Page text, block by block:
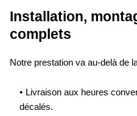
Installation,
complets
Notre prestation va au-delà de
Livraison aux heures
décalés.